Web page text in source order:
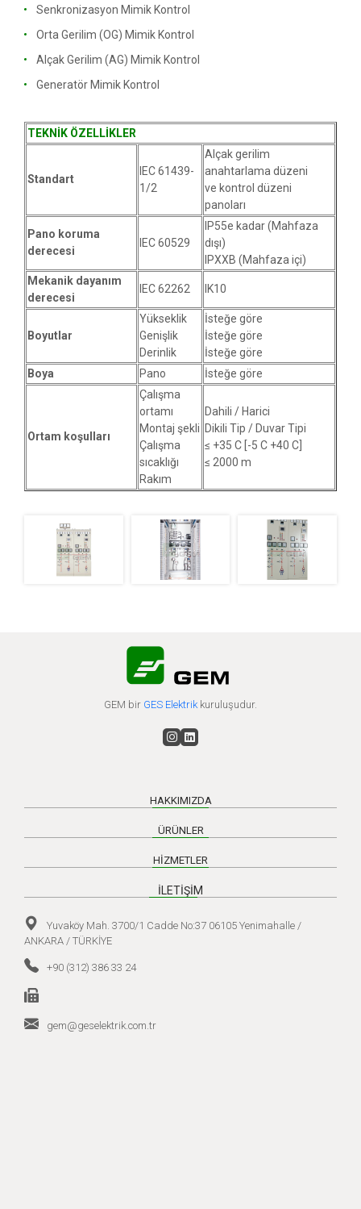
Senkronizasyon Mimik Kontrol
Orta Gerilim (OG) Mimik Kontrol
Alçak Gerilim (AG) Mimik Kontrol
Generatör Mimik Kontrol
TEKNİK ÖZELLİKLER
Standart
IEC 61439-
1/2
Alçak gerilim
anahtarlama düzeni
ve kontrol düzeni
panoları
Pano koruma
derecesi
IEC 60529
IP55e kadar (Mahfaza
dışı)
IPXXB (Mahfaza içi)
Mekanik dayanım
derecesi
IEC 62262 IK10
Boyutlar
Yükseklik
Genişlik
Derinlik
İsteğe göre
İsteğe göre
İsteğe göre
Boya
Pano İsteğe göre
Ortam koşulları
Çalışma
ortamı
Montaj şekli
Çalışma
sıcaklığı
Rakım
Dahili / Harici
Dikili Tip / Duvar Tipi
≤ +35 C [-5 C +40 C]
≤ 2000 m
GEM bir GES Elektrik kuruluşudur.
HAKKIMIZDA
ÜRÜNLER
HİZMETLER
İLETİŞİM
Yuvaköy Mah. 3700/1 Cadde No:37 06105 Yenimahalle /
ANKARA / TÜRKİYE
+90 (312) 386 33 24
gem@geselektrik.com.tr